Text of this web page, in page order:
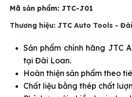
Mã sản phẩm: JTC-J01
Thương hiệu: JTC Auto Tools -
Sản phẩm chính hãng JTC
tại Đài Loan.
Hoàn thiện sản phẩm theo
Chất liệu bằng thép chất